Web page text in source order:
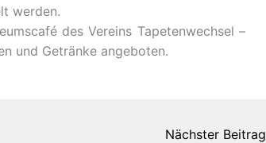
werden.
des Vereins Tapetenwechsel –
und Getränke angeboten.
Nächster Beitrag